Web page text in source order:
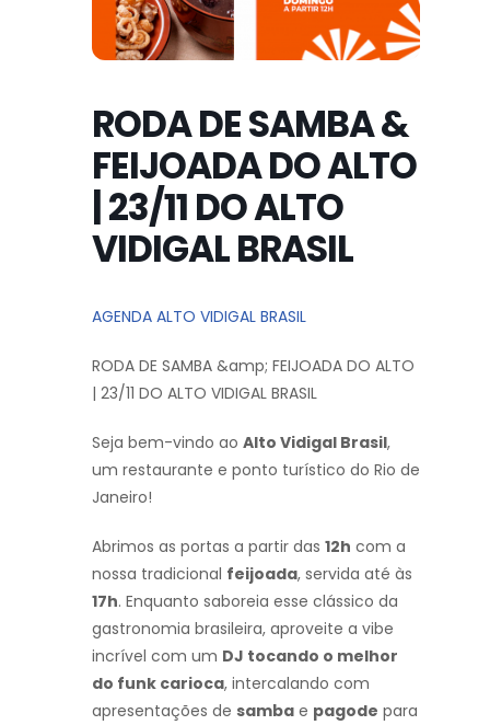
RODA DE SAMBA &
FEIJOADA DO ALTO
| 23/11 DO ALTO
VIDIGAL BRASIL
AGENDA ALTO VIDIGAL BRASIL
RODA DE SAMBA &amp; FEIJOADA DO ALTO
| 23/11 DO ALTO VIDIGAL BRASIL
Seja bem-vindo ao Alto Vidigal Brasil,
um restaurante e ponto turístico do Rio de
Janeiro!
Abrimos as portas a partir das 12h com a
nossa tradicional feijoada, servida até às
17h. Enquanto saboreia esse clássico da
gastronomia brasileira, aproveite a vibe
incrível com um DJ tocando o melhor
do funk carioca, intercalando com
apresentações de samba e pagode para